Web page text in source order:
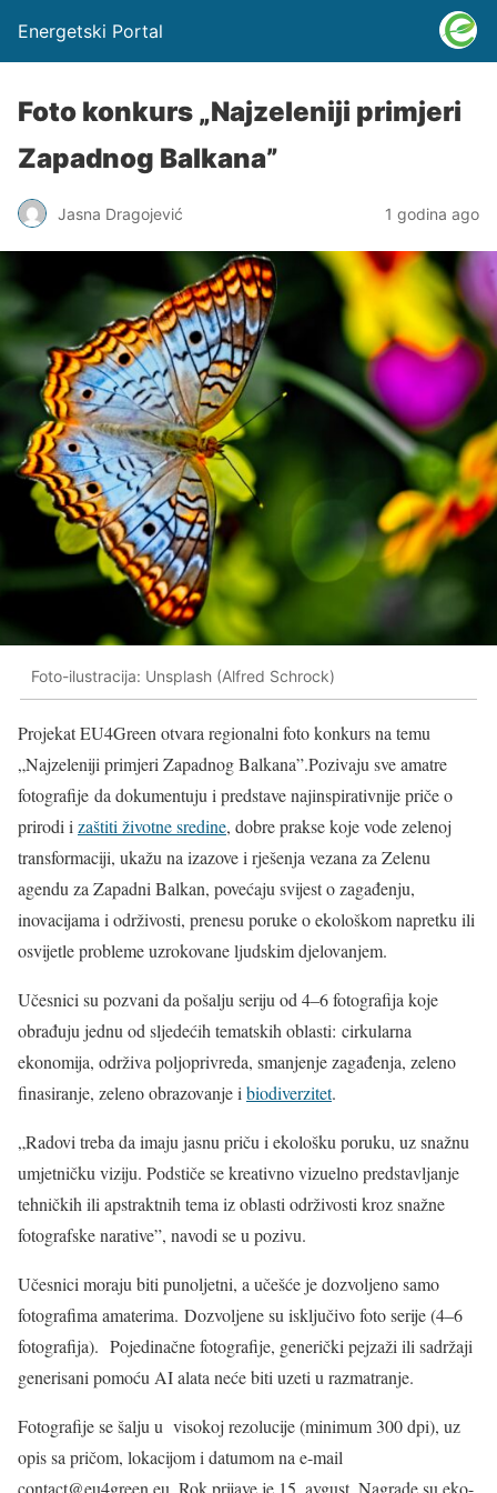
Energetski Portal
Foto konkurs „Najzeleniji primjeri
Zapadnog Balkana”
Jasna Dragojević 1 godina ago
Foto-ilustracija: Unsplash (Alfred Schrock)
Projekat EU4Green otvara regionalni foto konkurs na temu
„Najzeleniji primjeri Zapadnog Balkana”.Pozivaju sve amatre
fotografije da dokumentuju i predstave najinspirativnije priče o
prirodi izaštiti životne sredine, dobre prakse koje vode zelenoj
transformaciji, ukažu na izazove i rješenja vezana za Zelenu
agendu za Zapadni Balkan, povećaju svijest o zagađenju,
inovacijama i održivosti, prenesu poruke o ekološkom napretku ili
osvijetle probleme uzrokovane ljudskim djelovanjem.
Učesnici su pozvani da pošalju seriju od 4–6 fotografija koje
obrađuju jednu od sljedećih tematskih oblasti: cirkularna
ekonomija, održiva poljoprivreda, smanjenje zagađenja, zeleno
finasiranje, zeleno obrazovanje ibiodiverzitet.
„Radovi treba da imaju jasnu priču i ekološku poruku, uz snažnu
umjetničku viziju. Podstiče se kreativno vizuelno predstavljanje
tehničkih ili apstraktnih tema iz oblasti održivosti kroz snažne
fotografske narative”, navodi se u pozivu.
Učesnici moraju biti punoljetni, a učešće je dozvoljeno samo
fotografima amaterima. Dozvoljene su isključivo foto serije (4–6
fotografija). Pojedinačne fotografije, generički pejzaži ili sadržaji
generisani pomoću AI alata neće biti uzeti u razmatranje.
Fotografije se šalju u visokoj rezolucije (minimum 300 dpi), uz
opis sa pričom, lokacijom i datumom na e-mail